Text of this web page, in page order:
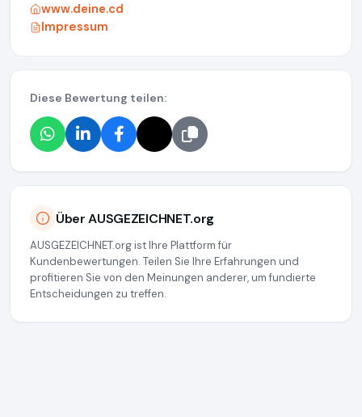
www.deine.cd
Impressum
Diese Bewertung teilen:
Über AUSGEZEICHNET.org
AUSGEZEICHNET.org ist Ihre Plattform für
Kundenbewertungen. Teilen Sie Ihre Erfahrungen und
profitieren Sie von den Meinungen anderer, um fundierte
Entscheidungen zu treffen.